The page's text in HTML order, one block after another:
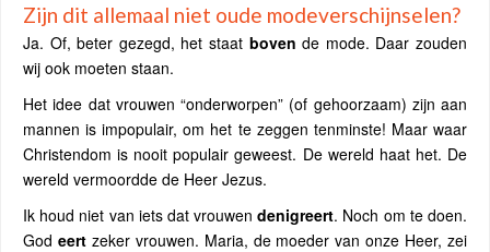
Zijn dit allemaal niet oude modeverschijnselen?
Ja. Of, beter gezegd, het staat boven de mode. Daar zouden
wij ook moeten staan.
Het idee dat vrouwen “onderworpen” (of gehoorzaam) zijn aan
mannen is impopulair, om het te zeggen tenminste! Maar waar
Christendom is nooit populair geweest. De wereld haat het. De
wereld vermoordde de Heer Jezus.
Ik houd niet van iets dat vrouwendenigreert. Noch om te doen.
God eertzeker vrouwen. Maria, de moeder van onze Heer, zei